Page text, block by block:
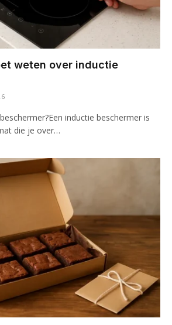
weten over inductie
inductie beschermer is
die je over…